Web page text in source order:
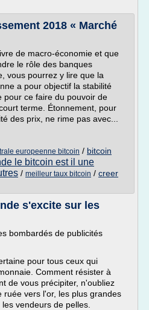
2018 « Marché
de macro-économie et que
le rôle des banques
vous pourrez y lire que la
a pour objectif la stabilité
pour ce faire du pouvoir de
terme. Étonnement, pour
des prix, ne rime pas avec...
europeenne bitcoin / bitcoin
le bitcoin est il une
/ meilleur taux bitcoin / creer
s'excite sur les
bombardés de publicités
pour tous ceux qui
Comment résister à
de vous précipiter, n'oubliez
ruée vers l'or, les plus grandes
vendeurs de pelles.